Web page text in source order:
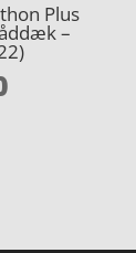
Plus
–